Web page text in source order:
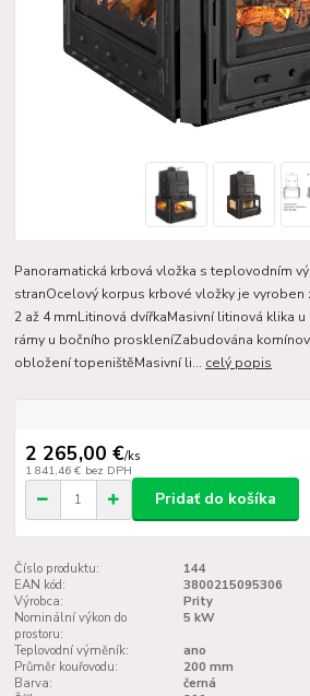
Panoramatická krbová vložka s teplovodním
stranOcelový korpus krbové vložky je
2 až 4 mmLitinová dvířkaMasivní litinová klika
rámy u bočního proskleníZabudována
obložení topeništěMasivní li... celý popis
2 265,00 €/ks
1 841,46 € bez DPH
Pridať do košíka
Číslo produktu:
144
EAN kód:
3800215095306
Výrobca:
Prity
Nominální výkon do
prostoru:
5 kW
Teplovodní výměník:
ano
Průměr kouřovodu:
200 mm
Barva:
černá